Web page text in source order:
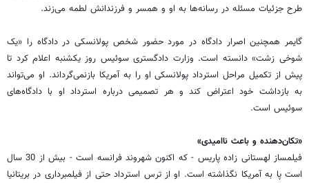
طرح جزئیات مسئله در رسانه‌ها به او و همسر و فرزندانش لطمه می‌زند.
گایمر همچنین اصرار دادگاه در مورد حضور شخص پولانسکی در دادگاه را «یک
شوخی زشت» دانسته است. وزارت دادگستری سوئیس روز یکشنبه اعلام کرد تا
پیش از تکمیل مراحل استرداد پولانسکی او را به آمریکا بازنمی‌گرداند. او می‌تواند
به بازداشت خود اعتراض کند و هر تصمیمی درباره استرداد او با دادگاه‌های
سوئیس است.
«تکان‌دهنده و باعث ناامیدی»
فیلمساز لهستانی زاده پاریس - که اکنون شهروند فرانسه است - بیش از 30 سال
است پا به آمریکا نگذاشته است. او از ترس استرداد حتی از فیلمبرداری در بریتانیا